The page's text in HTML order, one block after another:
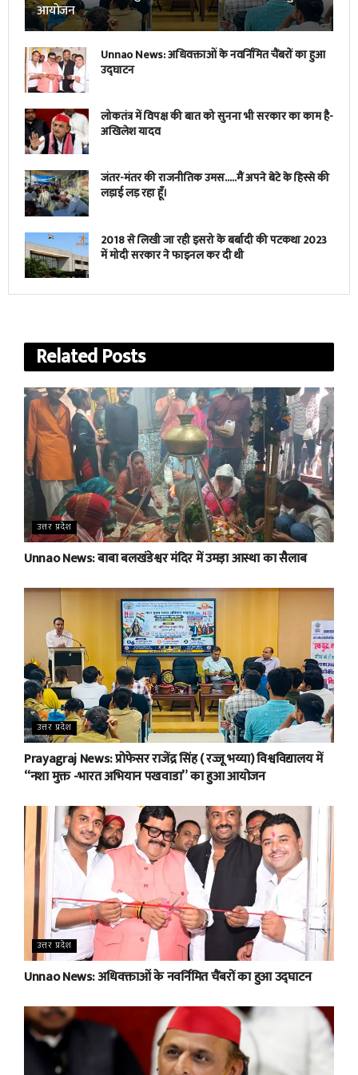
आयोजन
Unnao News: अधिवक्ताओं के नवर्निमित चैंबरों का हुआ
उद्घाटन
लोकतंत्र में विपक्ष की बात को सुनना भी सरकार का काम है-
अखिलेश यादव
जंतर-मंतर की राजनीतिक उमस…..मैं अपने बेटे के हिस्से की
लड़ाई लड़ रहा हूँ।
2018 से लिखी जा रही इसरो के बर्बादी की पटकथा 2023
में मोदी सरकार ने फाइनल कर दी थी
RelatedPosts
उत्तर प्रदेश
Unnao News: बाबा बलखंडेश्वर मंदिर में उमड़ा आस्था का सैलाब
उत्तर प्रदेश
Prayagraj News: प्रोफेसर राजेंद्र सिंह ( रज्जू भय्या) विश्वविद्यालय में
“नशा मुक्त -भारत अभियान पखवाडा” का हुआ आयोजन
उत्तर प्रदेश
Unnao News: अधिवक्ताओं के नवर्निमित चैंबरों का हुआ उद्घाटन